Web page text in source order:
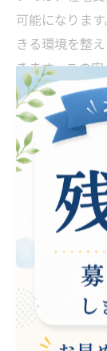
可能になりま
きる環境を整
きます。この
の改善にもつ
で、利用者自
活動を通じて
の中での課題
より、就労の
ます。したが
ず、利用者の
えるでしょう。
支援の中で